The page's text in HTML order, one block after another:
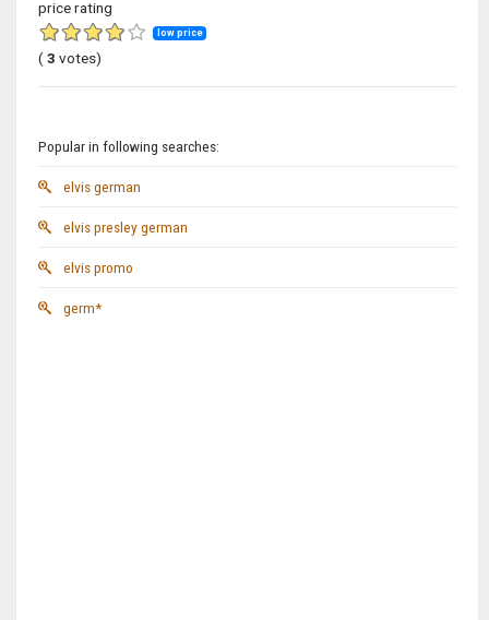
price rating
low price
(3 votes)
Popular in following searches:
elvis german
elvis presley german
elvis promo
germ*